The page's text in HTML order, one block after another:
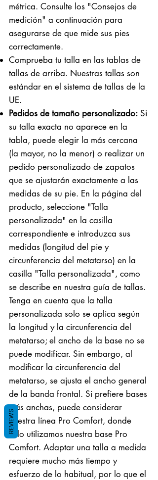
métrica. Consulte los "Consejos de
medición" a continuación para
asegurarse de que mide sus pies
correctamente. ​​
Comprueba tu talla en las tablas de
tallas de arriba. Nuestras tallas son
estándar en el sistema de tallas de la
UE.
Pedidos de tamaño personalizado: Si
su talla exacta no aparece en la
tabla, puede elegir la más cercana
(la mayor, no la menor) o realizar un
pedido personalizado de zapatos
que se ajustarán exactamente a las
medidas de su pie. En la página del
producto, seleccione "Talla
personalizada" en la casilla
correspondiente e introduzca sus
medidas (longitud del pie y
circunferencia del metatarso) en la
casilla "Talla personalizada", como
se describe en nuestra guía de tallas.
Tenga en cuenta que la talla
personalizada solo se aplica según
la longitud y la circunferencia del
metatarso; el ancho de la base no se
puede modificar. Sin embargo, al
modificar la circunferencia del
metatarso, se ajusta el ancho general
de la banda frontal. Si prefiere bases
más anchas, puede considerar
nuestra línea Pro Comfort, donde
solo utilizamos nuestra base Pro
Comfort. Adaptar una talla a medida
requiere mucho más tiempo y
esfuerzo de lo habitual, por lo que el
REVIEWS